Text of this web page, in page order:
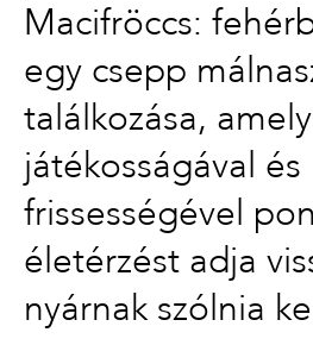
Macifröccs:
egy csepp
találkozása, amely
játékosságával és
frissességével
életérzést adja
nyárnak szólnia